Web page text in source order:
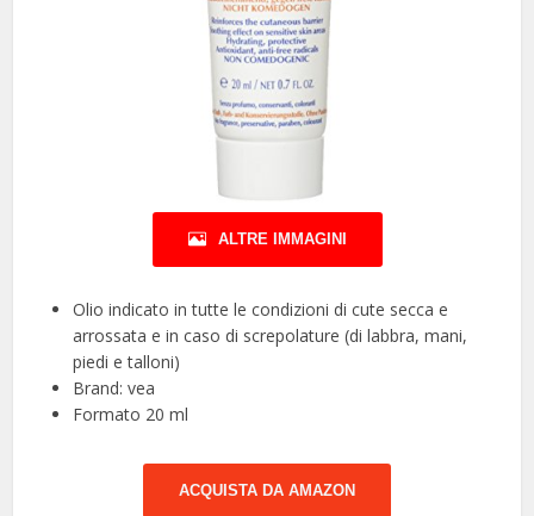
ALTRE IMMAGINI
Olio indicato in tutte le condizioni di cute secca e
arrossata e in caso di screpolature (di labbra, mani,
piedi e talloni)
Brand: vea
Formato 20 ml
ACQUISTA DA AMAZON